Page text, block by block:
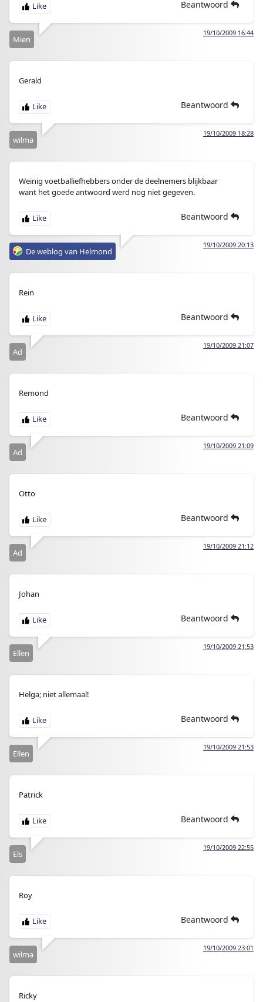
Beantwoord
19/10/2009 16:44
Mien
Gerald
Beantwoord
19/10/2009 18:28
wilma
Weinig voetballiefhebbers onder de deelnemers blijkbaar
want het goede antwoord werd nog niet gegeven.
Beantwoord
19/10/2009 20:13
De weblog van Helmond
Rein
Beantwoord
19/10/2009 21:07
Ad
Remond
Beantwoord
19/10/2009 21:09
Ad
Otto
Beantwoord
19/10/2009 21:12
Ad
Johan
Beantwoord
19/10/2009 21:53
Ellen
Helga; niet allemaal!
Beantwoord
19/10/2009 21:53
Ellen
Patrick
Beantwoord
19/10/2009 22:55
Els
Roy
Beantwoord
19/10/2009 23:01
wilma
Ricky